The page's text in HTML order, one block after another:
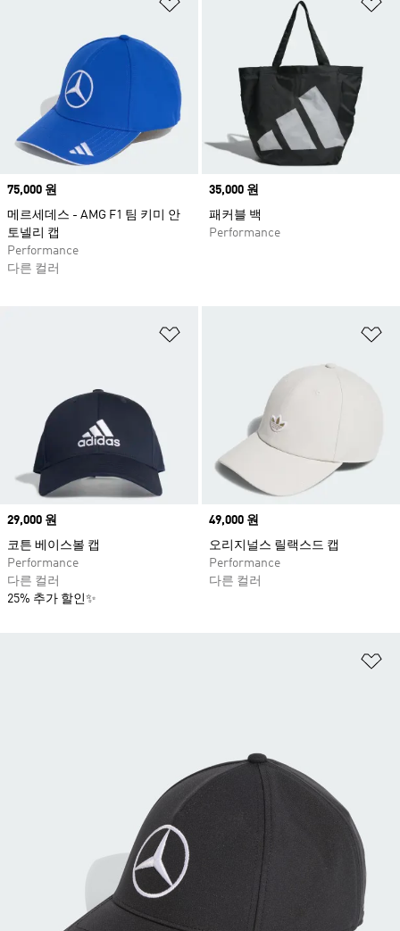
Price
75,000 원
메르세데스 - AMG F1 팀 키미 안
토넬리 캡
Performance
다른 컬러
Price
35,000 원
패커블 백
Performance
Price
29,000 원
코튼 베이스볼 캡
Performance
다른 컬러
25% 추가 할인✨
Price
49,000 원
오리지널스 릴랙스드 캡
Performance
다른 컬러